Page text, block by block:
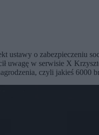
ustawy o zabezpieczeniu
uwagę w serwisie X
czyli jakieś 6000